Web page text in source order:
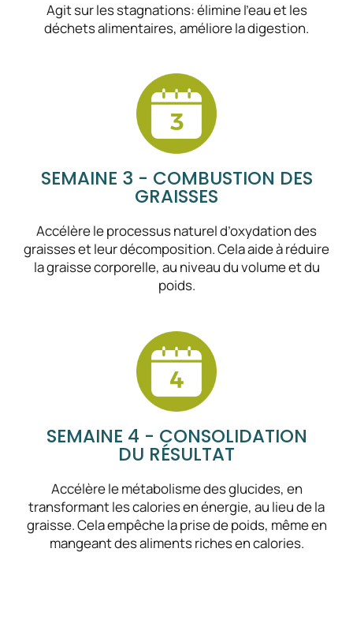
Agit sur les stagnations: élimine l’eau et les
déchets alimentaires, améliore la digestion.
SEMAINE 3 - COMBUSTION DES
GRAISSES
Accélère le processus naturel d’oxydation des
graisses et leur décomposition. Cela aide à réduire
la graisse corporelle, au niveau du volume et du
poids.
SEMAINE 4 - CONSOLIDATION
DU RÉSULTAT
Accélère le métabolisme des glucides, en
transformant les calories en énergie, au lieu de la
graisse. Cela empêche la prise de poids, même en
mangeant des aliments riches en calories.